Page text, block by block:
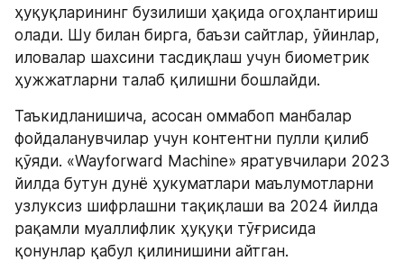
ҳуқуқларининг бузилиши ҳақида огоҳлантириш
олади. Шу билан бирга, баъзи сайтлар, ўйинлар,
иловалар шахсини тасдиқлаш учун биометрик
ҳужжатларни талаб қилишни бошлайди.
Таъкидланишича, асосан оммабоп манбалар
фойдаланувчилар учун контентни пулли қилиб
қўяди. «Wayforward Machine» яратувчилари 2023
йилда бутун дунё ҳукуматлари маълумотларни
узлуксиз шифрлашни тақиқлаши ва 2024 йилда
рақамли муаллифлик ҳуқуқи тўғрисида
қонунлар қабул қилинишини айтган.